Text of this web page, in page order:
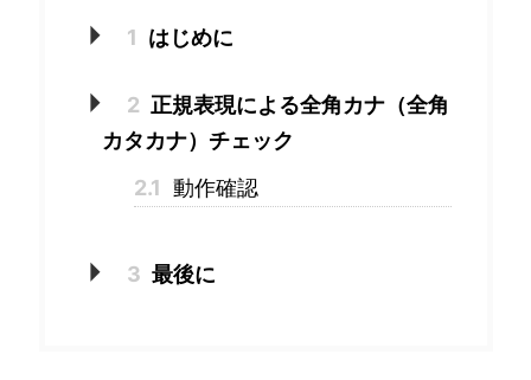
1 はじめに
2 正規表現による全角カナ（全角
カタカナ）チェック
2.1 動作確認
3 最後に